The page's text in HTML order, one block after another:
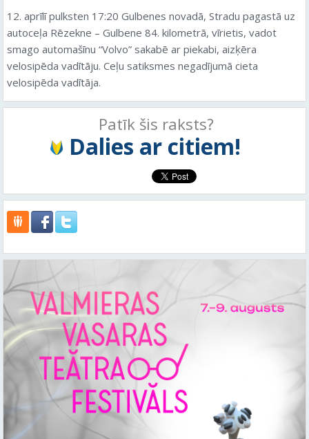
12. aprīlī pulksten 17:20 Gulbenes novadā, Stradu pagastā uz
autoceļa Rēzekne – Gulbene 84. kilometrā, vīrietis, vadot
smago automašīnu “Volvo” sakabē ar piekabi, aizķēra
velosipēda vadītāju. Ceļu satiksmes negadījumā cieta
velosipēda vadītāja.
Patīk šis raksts?
Dalies ar citiem!